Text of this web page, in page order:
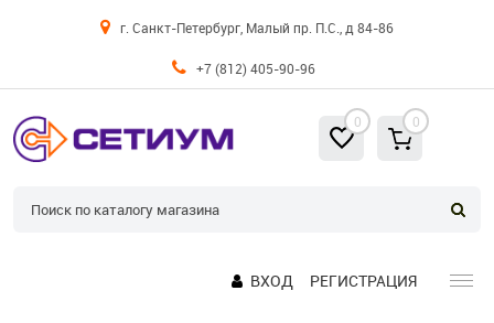
г. Санкт-Петербург, Малый пр. П.С., д 84-86
+7 (812) 405-90-96
0 0
ВХОД РЕГИСТРАЦИЯ